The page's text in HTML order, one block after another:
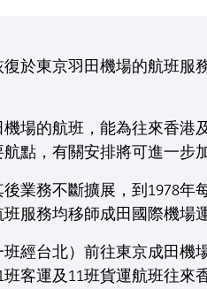
於東京羽田機場的航班
場的航班，能為往來香港
點，有關安排將可進一步
業務不斷擴展，到1978
服務均移師成田國際機場運
經台北）前往東京成田機
客運及11班貨運航班往來